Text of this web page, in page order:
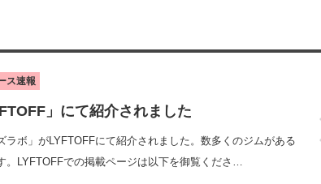
ス速報
」にて紹介されました
ボ」がLYFTOFFにて紹介されました。数多くのジムがある
。LYFTOFFでの掲載ページは以下を御覧くださ…